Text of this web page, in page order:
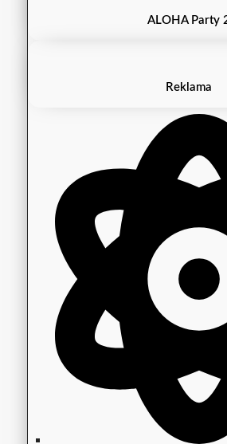
ALOHA Party
Reklama